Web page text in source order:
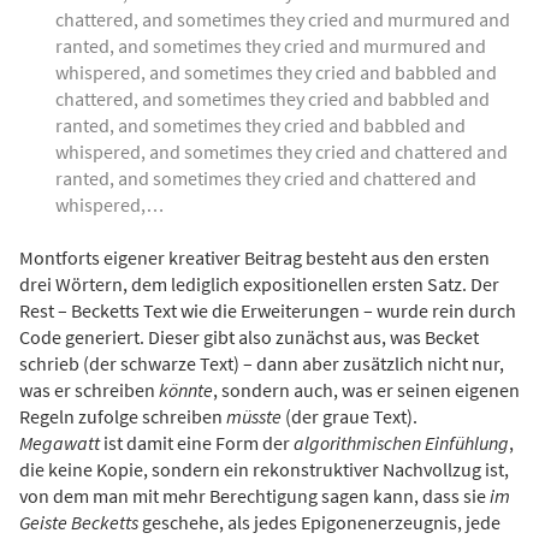
chattered, and sometimes they cried and murmured and
ranted, and sometimes they cried and murmured and
whispered, and sometimes they cried and babbled and
chattered, and sometimes they cried and babbled and
ranted, and sometimes they cried and babbled and
whispered, and sometimes they cried and chattered and
ranted, and sometimes they cried and chattered and
whispered,…
Montforts eigener kreativer Beitrag besteht aus den ersten
drei Wörtern, dem lediglich expositionellen ersten Satz. Der
Rest – Becketts Text wie die Erweiterungen – wurde rein durch
Code generiert. Dieser gibt also zunächst aus, was Becket
schrieb (der schwarze Text) – dann aber zusätzlich nicht nur,
was er schreiben könnte, sondern auch, was er seinen eigenen
Regeln zufolge schreiben müsste(der graue Text).
Megawattist damit eine Form deralgorithmischen Einfühlung,
die keine Kopie, sondern ein rekonstruktiver Nachvollzug ist,
von dem man mit mehr Berechtigung sagen kann, dass sieim
Geiste Beckettsgeschehe, als jedes Epigonenerzeugnis, jede